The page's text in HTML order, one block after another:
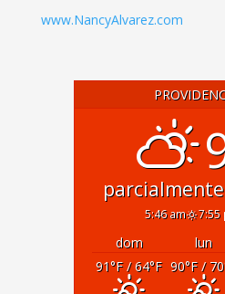
www.NancyAlvarez.com
5:46 am 7:55
dom lun
91°F/ 64°F 90°F/ 70